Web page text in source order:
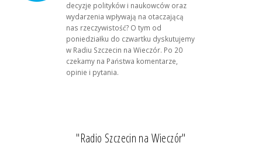
decyzje polityków i naukowców oraz
wydarzenia wpływają na otaczającą
nas rzeczywistość? O tym od
poniedziałku do czwartku dyskutujemy
w Radiu Szczecin na Wieczór. Po 20
czekamy na Państwa komentarze,
opinie i pytania.
"Radio Szczecin na Wieczór"